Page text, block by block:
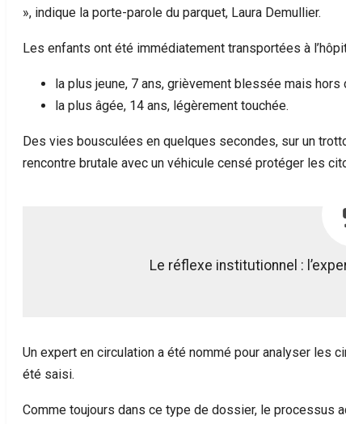
», indique la porte-parole du parquet, Laura Demullier.
Les enfants ont été immédiatement transportées à
la plus jeune, 7 ans, grièvement blessée mais hors
la plus âgée, 14 ans, légèrement touchée.
Des vies bousculées en quelques secondes, sur un
rencontre brutale avec un véhicule censé protéger les
Le réflexe institutionnel :
Un expert en circulation a été nommé pour analyser les
été saisi.
Comme toujours dans ce type de dossier, le processus